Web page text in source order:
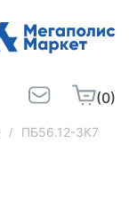
(0)
ПБ56.12-3К7